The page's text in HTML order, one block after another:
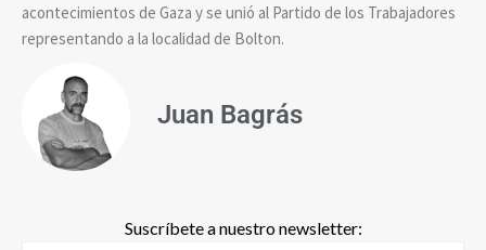
acontecimientos de Gaza y se unió al Partido de los Trabajadores
representando a la localidad de Bolton.
Juan Bagrás
Suscríbete a nuestro newsletter: